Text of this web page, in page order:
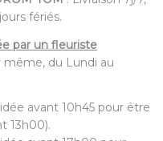
fériés.
par un fleuriste
même, du Lundi au
avant 10h45 pour être
13h00).